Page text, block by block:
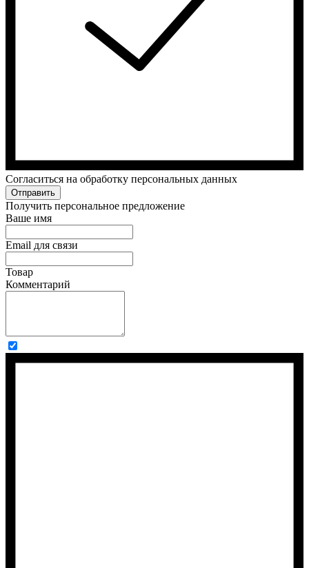
Cогласиться на обработку персональных данных
Отправить
Получить персональное предложение
Ваше имя
Email для связи
Товар
Комментарий